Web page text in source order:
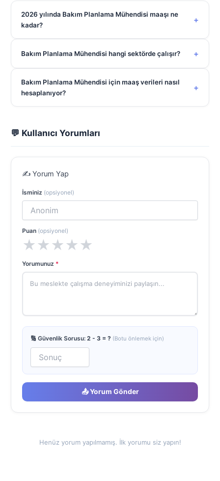
2026 yılında Bakım Planlama Mühendisi maaşı ne
kadar?
+
Bakım Planlama Mühendisi hangi sektörde çalışır? +
Bakım Planlama Mühendisi için maaş verileri nasıl
hesaplanıyor?
+
💬 Kullanıcı Yorumları
✍️ Yorum Yap
İsminiz (opsiyonel)
Puan (opsiyonel)
★★★★★
Yorumunuz *
🔢 Güvenlik Sorusu: 2 - 3 = ? (Botu önlemek için)
📤 Yorum Gönder
Henüz yorum yapılmamış. İlk yorumu siz yapın!